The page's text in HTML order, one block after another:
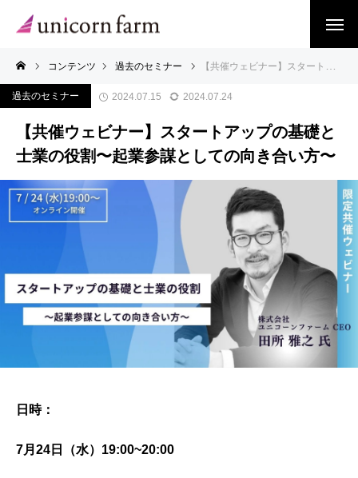
コンテンツ 過去のセミナー 【共催ウェビナー】スタートアップの基礎と士業の役割〜起業参謀としての向き合い方〜
過去のセミナー 2024.07.15 2024.07.24
【共催ウェビナー】スタートアップの基礎と
士業の役割〜起業参謀としての向き合い方〜
日時：
7月24日（水）19:00~20:00